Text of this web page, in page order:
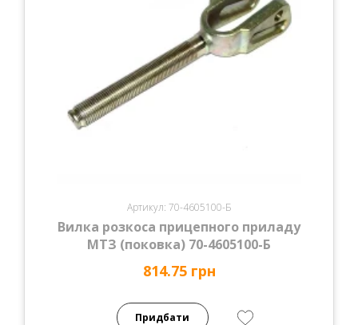
Артикул: 70-4605100-Б
Вилка розкоса прицепного приладу
МТЗ (поковка) 70-4605100-Б
814.75 грн
Придбати